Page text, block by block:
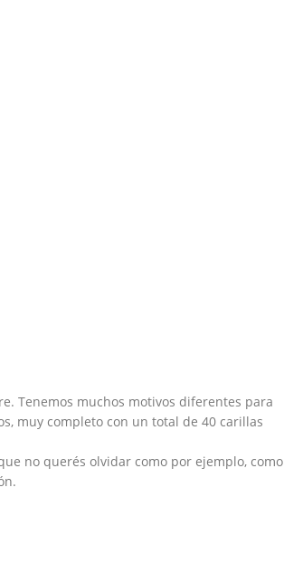
Tenemos muchos motivos diferentes para
muy completo con un total de 40 carillas
no querés olvidar como por ejemplo, como